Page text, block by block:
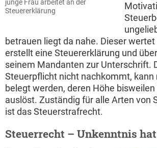
junge Frau arbeitet an der
Steuererklärung
betrauen liegt da nahe. Dieser wertet
erstellt eine Steuererklärung und
seinem Mandanten zur Unterschrift.
Steuerpflicht nicht nachkommt, kann
belegt werden, deren Höhe bisweilen
auslöst. Zuständig für alle Arten von
ist das Steuerstrafrecht.
Steuerrecht – Unkenntnis